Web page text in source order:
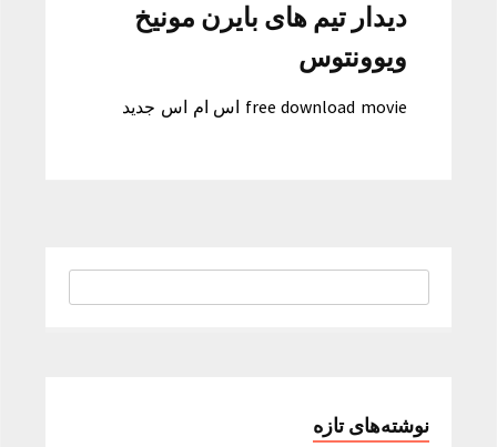
دیدار تیم های بایرن مونیخ
ویوونتوس
free download movie اس ام اس جدید
نوشته‌های تازه